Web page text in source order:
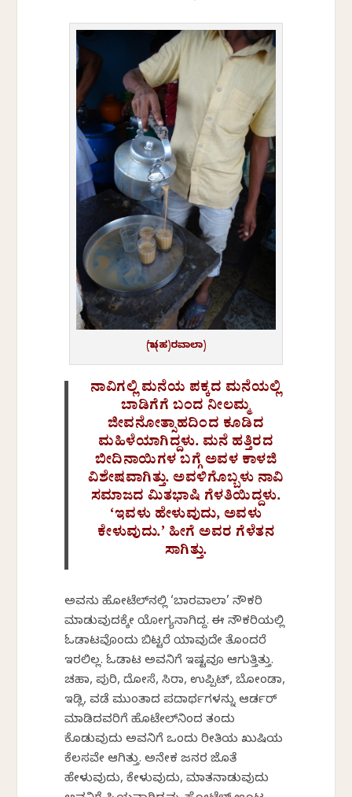
(ಬಾ(ಹ)ರವಾಲಾ)
ನಾವಿಗಲ್ಲಿ ಮನೆಯ ಪಕ್ಕದ ಮನೆಯಲ್ಲಿ
ಬಾಡಿಗೆಗೆ ಬಂದ ನೀಲಮ್ಮ
ಜೀವನೋತ್ಸಾಹದಿಂದ ಕೂಡಿದ
ಮಹಿಳೆಯಾಗಿದ್ದಳು. ಮನೆ ಹತ್ತಿರದ
ಬೀದಿನಾಯಿಗಳ ಬಗ್ಗೆ ಅವಳ ಕಾಳಜಿ
ವಿಶೇಷವಾಗಿತ್ತು. ಅವಳಿಗೊಬ್ಬಳು ನಾವಿ
ಸಮಾಜದ ಮಿತಭಾಷಿ ಗೆಳತಿಯಿದ್ದಳು.
‘ಇವಳು ಹೇಳುವುದು, ಅವಳು
ಕೇಳುವುದು.’ ಹೀಗೆ ಅವರ ಗೆಳೆತನ
ಸಾಗಿತ್ತು.
ಅವನು ಹೋಟೆಲ್‍ನಲ್ಲಿ ‘ಬಾರವಾಲಾ’ ನೌಕರಿ
ಮಾಡುವುದಕ್ಕೇ ಯೋಗ್ಯನಾಗಿದ್ದ. ಈ ನೌಕರಿಯಲ್ಲಿ
ಓಡಾಟವೊಂದು ಬಿಟ್ಟರೆ ಯಾವುದೇ ತೊಂದರೆ
ಇರಲಿಲ್ಲ. ಓಡಾಟ ಅವನಿಗೆ ಇಷ್ಟವೂ ಆಗುತ್ತಿತ್ತು.
ಚಹಾ, ಪುರಿ, ದೋಸೆ, ಸಿರಾ, ಉಪ್ಪಿಟ್, ಬೋಂಡಾ,
ಇಡ್ಲಿ, ವಡೆ ಮುಂತಾದ ಪದಾರ್ಥಗಳನ್ನು ಆರ್ಡರ್
ಮಾಡಿದವರಿಗೆ ಹೊಟೇಲ್‌ನಿಂದ ತಂದು
ಕೊಡುವುದು ಅವನಿಗೆ ಒಂದು ರೀತಿಯ ಖುಷಿಯ
ಕೆಲಸವೇ ಆಗಿತ್ತು. ಅನೇಕ ಜನರ ಜೊತೆ
ಹೇಳುವುದು, ಕೇಳುವುದು, ಮಾತನಾಡುವುದು